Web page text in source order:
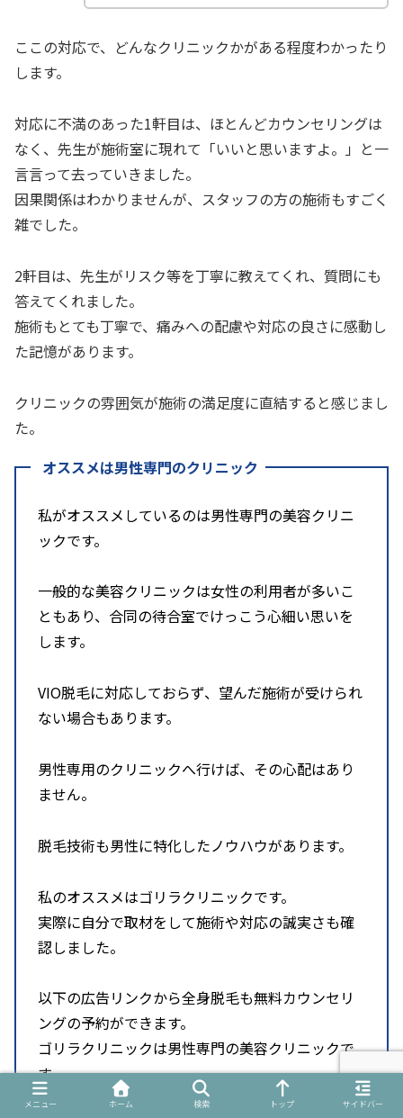
ここの対応で、どんなクリニックかがある程度わかったり
します。
対応に不満のあった1軒目は、ほとんどカウンセリングは
なく、先生が施術室に現れて「いいと思いますよ。」と一
言言って去っていきました。
因果関係はわかりませんが、スタッフの方の施術もすごく
雑でした。
2軒目は、先生がリスク等を丁寧に教えてくれ、質問にも
答えてくれました。
施術もとても丁寧で、痛みへの配慮や対応の良さに感動し
た記憶があります。
クリニックの雰囲気が施術の満足度に直結すると感じまし
た。
オススメは男性専門のクリニック
私がオススメしているのは男性専門の美容クリニ
ックです。
一般的な美容クリニックは女性の利用者が多いこ
ともあり、合同の待合室でけっこう心細い思いを
します。
VIO脱毛に対応しておらず、望んだ施術が受けられ
ない場合もあります。
男性専用のクリニックへ行けば、その心配はあり
ません。
脱毛技術も男性に特化したノウハウがあります。
私のオススメはゴリラクリニックです。
実際に自分で取材をして施術や対応の誠実さも確
認しました。
以下の広告リンクから全身脱毛も無料カウンセリ
ングの予約ができます。
ゴリラクリニックは男性専門の美容クリニックで
す。
メニュー ホーム 検索 トップ サイドバー